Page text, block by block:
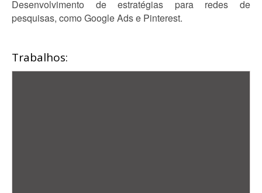
Desenvolvimento de estratégias para redes de
pesquisas, como Google Ads e Pinterest.
Trabalhos: